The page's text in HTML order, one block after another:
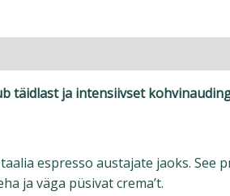
täidlast ja intensiivset
espresso austajate jaoks. See
ja väga püsivat crema’t.